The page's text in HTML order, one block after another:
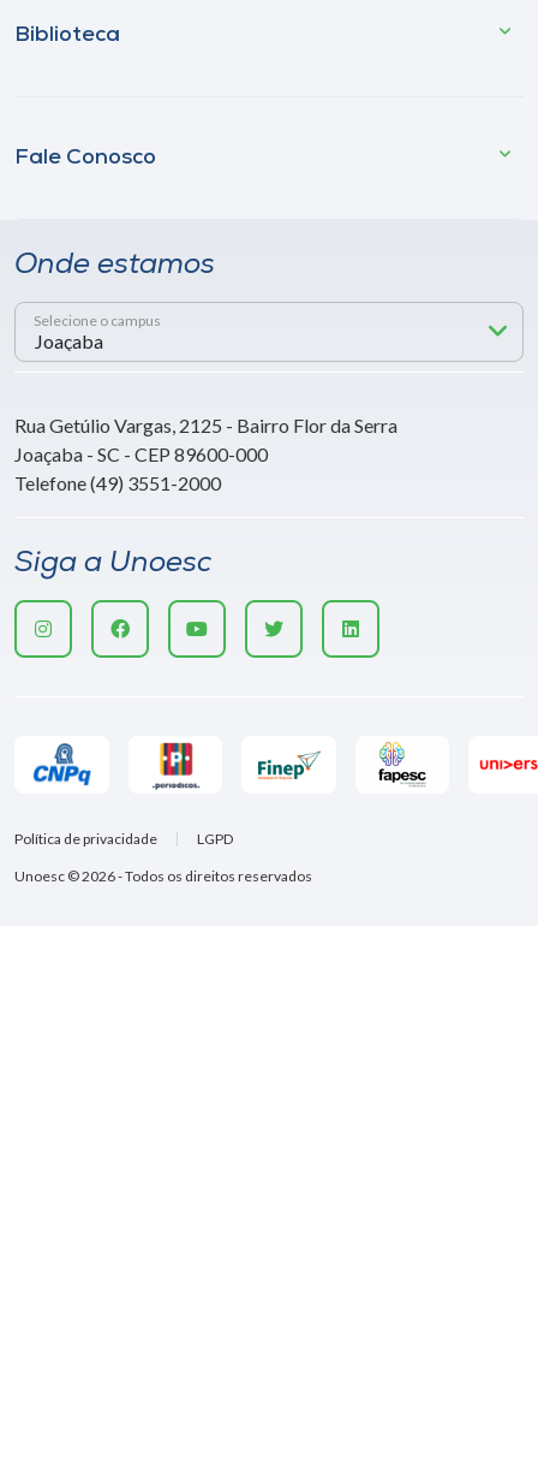
Biblioteca
Fale Conosco
Onde estamos
Selecione o campus
Rua Getúlio Vargas, 2125 - Bairro Flor da Serra
Joaçaba - SC - CEP 89600-000
Telefone (49) 3551-2000
Siga a Unoesc
Unoesc © 2026 - Todos os direitos reservados
Política de privacidade LGPD